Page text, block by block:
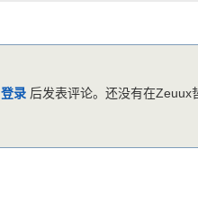
登录后发表评论。还没有在Zeuux